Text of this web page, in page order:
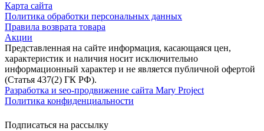
Карта сайта
Политика обработки персональных данных
Правила возврата товара
Акции
Представленная на сайте информация, касающаяся цен,
характеристик и наличия носит исключительно
информационный характер и не является публичной офертой
(Статья 437(2) ГК РФ).
Разработка и seo-продвижение сайта Mary Project
Политика конфиденциальности
Подписаться на рассылку